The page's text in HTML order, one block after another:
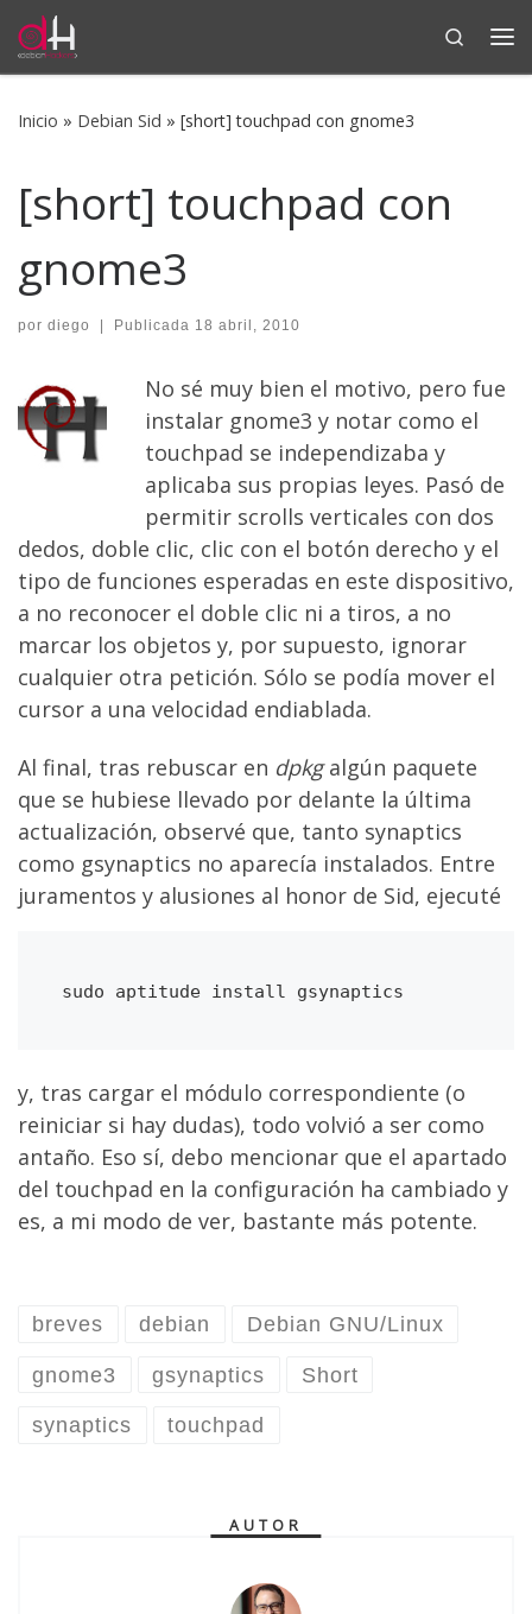
Saltar al contenido
Search
Inicio » Debian Sid » [short] touchpad con gnome3
[short] touchpad con
gnome3
por diego | Publicada 18 abril, 2010
No sé muy bien el motivo, pero fue
instalar gnome3 y notar como el
touchpad se independizaba y
aplicaba sus propias leyes. Pasó de
permitir scrolls verticales con dos
dedos, doble clic, clic con el botón derecho y el
tipo de funciones esperadas en este dispositivo,
a no reconocer el doble clic ni a tiros, a no
marcar los objetos y, por supuesto, ignorar
cualquier otra petición. Sólo se podía mover el
cursor a una velocidad endiablada.
Al final, tras rebuscar en dpkgalgún paquete
que se hubiese llevado por delante la última
actualización, observé que, tanto synaptics
como gsynaptics no aparecía instalados. Entre
juramentos y alusiones al honor de Sid, ejecuté
y, tras cargar el módulo correspondiente (o
reiniciar si hay dudas), todo volvió a ser como
antaño. Eso sí, debo mencionar que el apartado
del touchpad en la configuración ha cambiado y
es, a mi modo de ver, bastante más potente.
breves debian Debian GNU/Linux
gnome3 gsynaptics Short
synaptics touchpad
AUTOR